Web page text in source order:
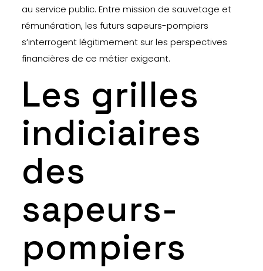
au service public. Entre mission de sauvetage et
rémunération, les futurs sapeurs-pompiers
s’interrogent légitimement sur les perspectives
financières de ce métier exigeant.
Les grilles
indiciaires
des
sapeurs-
pompiers